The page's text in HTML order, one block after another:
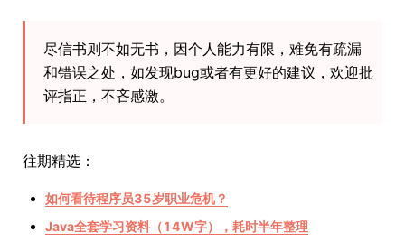
尽信书则不如无书，因个人能力有限，难免有疏漏
和错误之处，如发现bug或者有更好的建议，欢迎批
评指正，不吝感激。
往期精选：
如何看待程序员35岁职业危机？
Java全套学习资料（14W字），耗时半年整理